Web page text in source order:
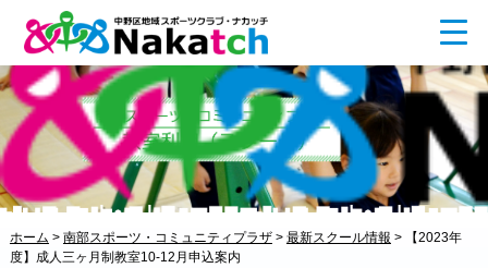
ホーム > 南部スポーツ・コミュニティプラザ> 最新スクール情報 >
【2023年
度】成人三ヶ月制教室10-12月申込案内